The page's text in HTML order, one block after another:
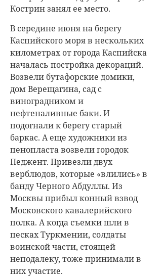
Кострин занял ее место.
В середине июня на берегу
Каспийского моря в нескольких
километрах от города Каспийска
началась постройка декораций.
Возвели бутафорские домики,
дом Верещагина, сад с
виноградником и
нефтеналивные баки. И
подогнали к берегу старый
баркас. А еще художники из
пенопласта возвели городок
Педжент. Привезли двух
верблюдов, которые «влились» в
банду Черного Абдуллы. Из
Москвы прибыл конный взвод
Московского кавалерийского
полка. А когда съемки шли в
песках Туркмении, солдаты
воинской части, стоящей
неподалеку, тоже принимали в
них участие.